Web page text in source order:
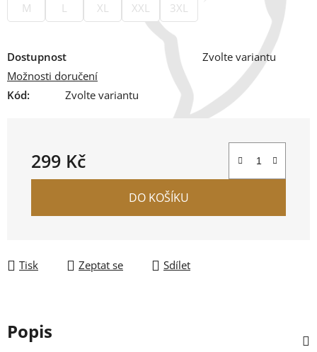
M L XL XXL 3XL
Dostupnost
Zvolte variantu
Možnosti doručení
Kód:
Zvolte variantu
299 Kč
Měrná cena:
DO KOŠÍKU
Tisk Zeptat se Sdílet
Popis